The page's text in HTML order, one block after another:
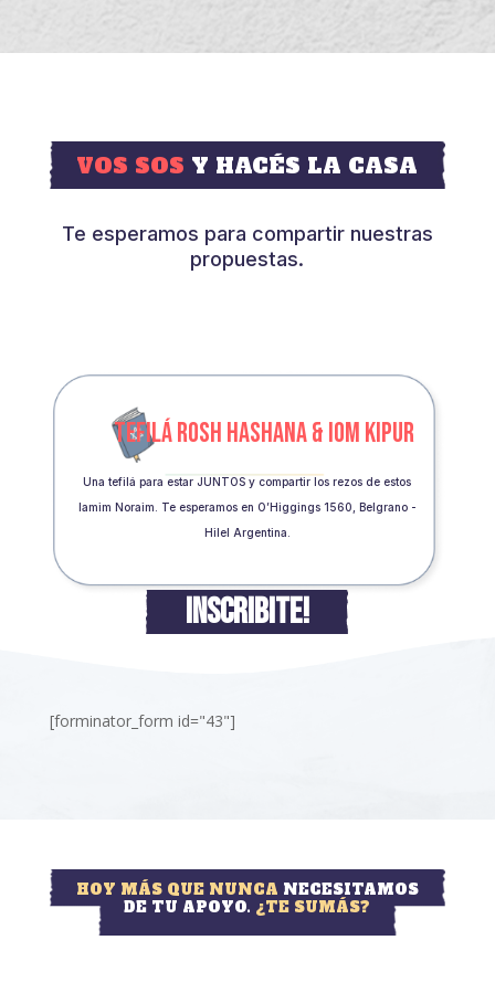
VOS SOS Y HACÉS LA CASA
Te esperamos para compartir nuestras
propuestas.
TEFILÁ ROSH HASHANA & IOM KIPUR
Una tefilá para estar JUNTOS y compartir los rezos de estos
Iamim Noraim. Te esperamos en O’Higgings 1560, Belgrano -
Hilel Argentina.
INSCRIBITE!
[forminator_form id="43"]
HOY MÁS QUE NUNCA NECESITAMOS
DE TU APOYO. ¿TE SUMÁS?